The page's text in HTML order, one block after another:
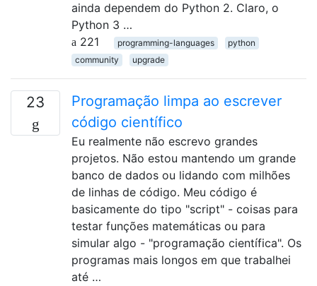
ainda dependem do Python 2. Claro, o
Python 3 …
221
programming-languages
python
community
upgrade
23
Programação limpa ao escrever
código científico
Eu realmente não escrevo grandes
projetos. Não estou mantendo um grande
banco de dados ou lidando com milhões
de linhas de código. Meu código é
basicamente do tipo "script" - coisas para
testar funções matemáticas ou para
simular algo - "programação científica". Os
programas mais longos em que trabalhei
até …